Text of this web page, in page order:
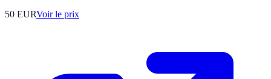
50 EURVoir le prix